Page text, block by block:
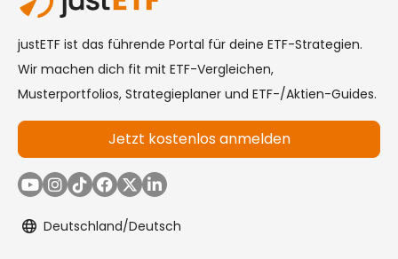
Die dargestellten Musterportfolios dienen ausschließlich der
Anlageberatung, Empfehlung oder Aufforderung zum Kauf
oder Verkauf von Finanzinstrumenten (Aktien, ETFs,
Kryptowährungen etc.) dar.
Haftung:
Der Ersteller haftet für die Verletzung von Körper, Leben oder
Gesundheit, nach dem Produkthaftungsgesetz oder im Falle
von Vorsatz und grober Fahrlässigkeit. Ferner haftet der
Ersteller für die fahrlässige Verletzung von Pflichten, deren
überhaupt erst ermöglicht, deren Verletzung die Erreichung